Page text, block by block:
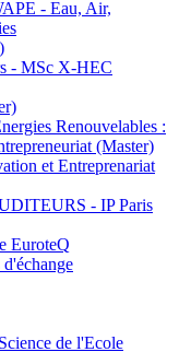
- Eau, Air,
- MSc X-HEC
Renouvelables :
(Master)
et Entreprenariat
- IP Paris
EuroteQ
de l'Ecole